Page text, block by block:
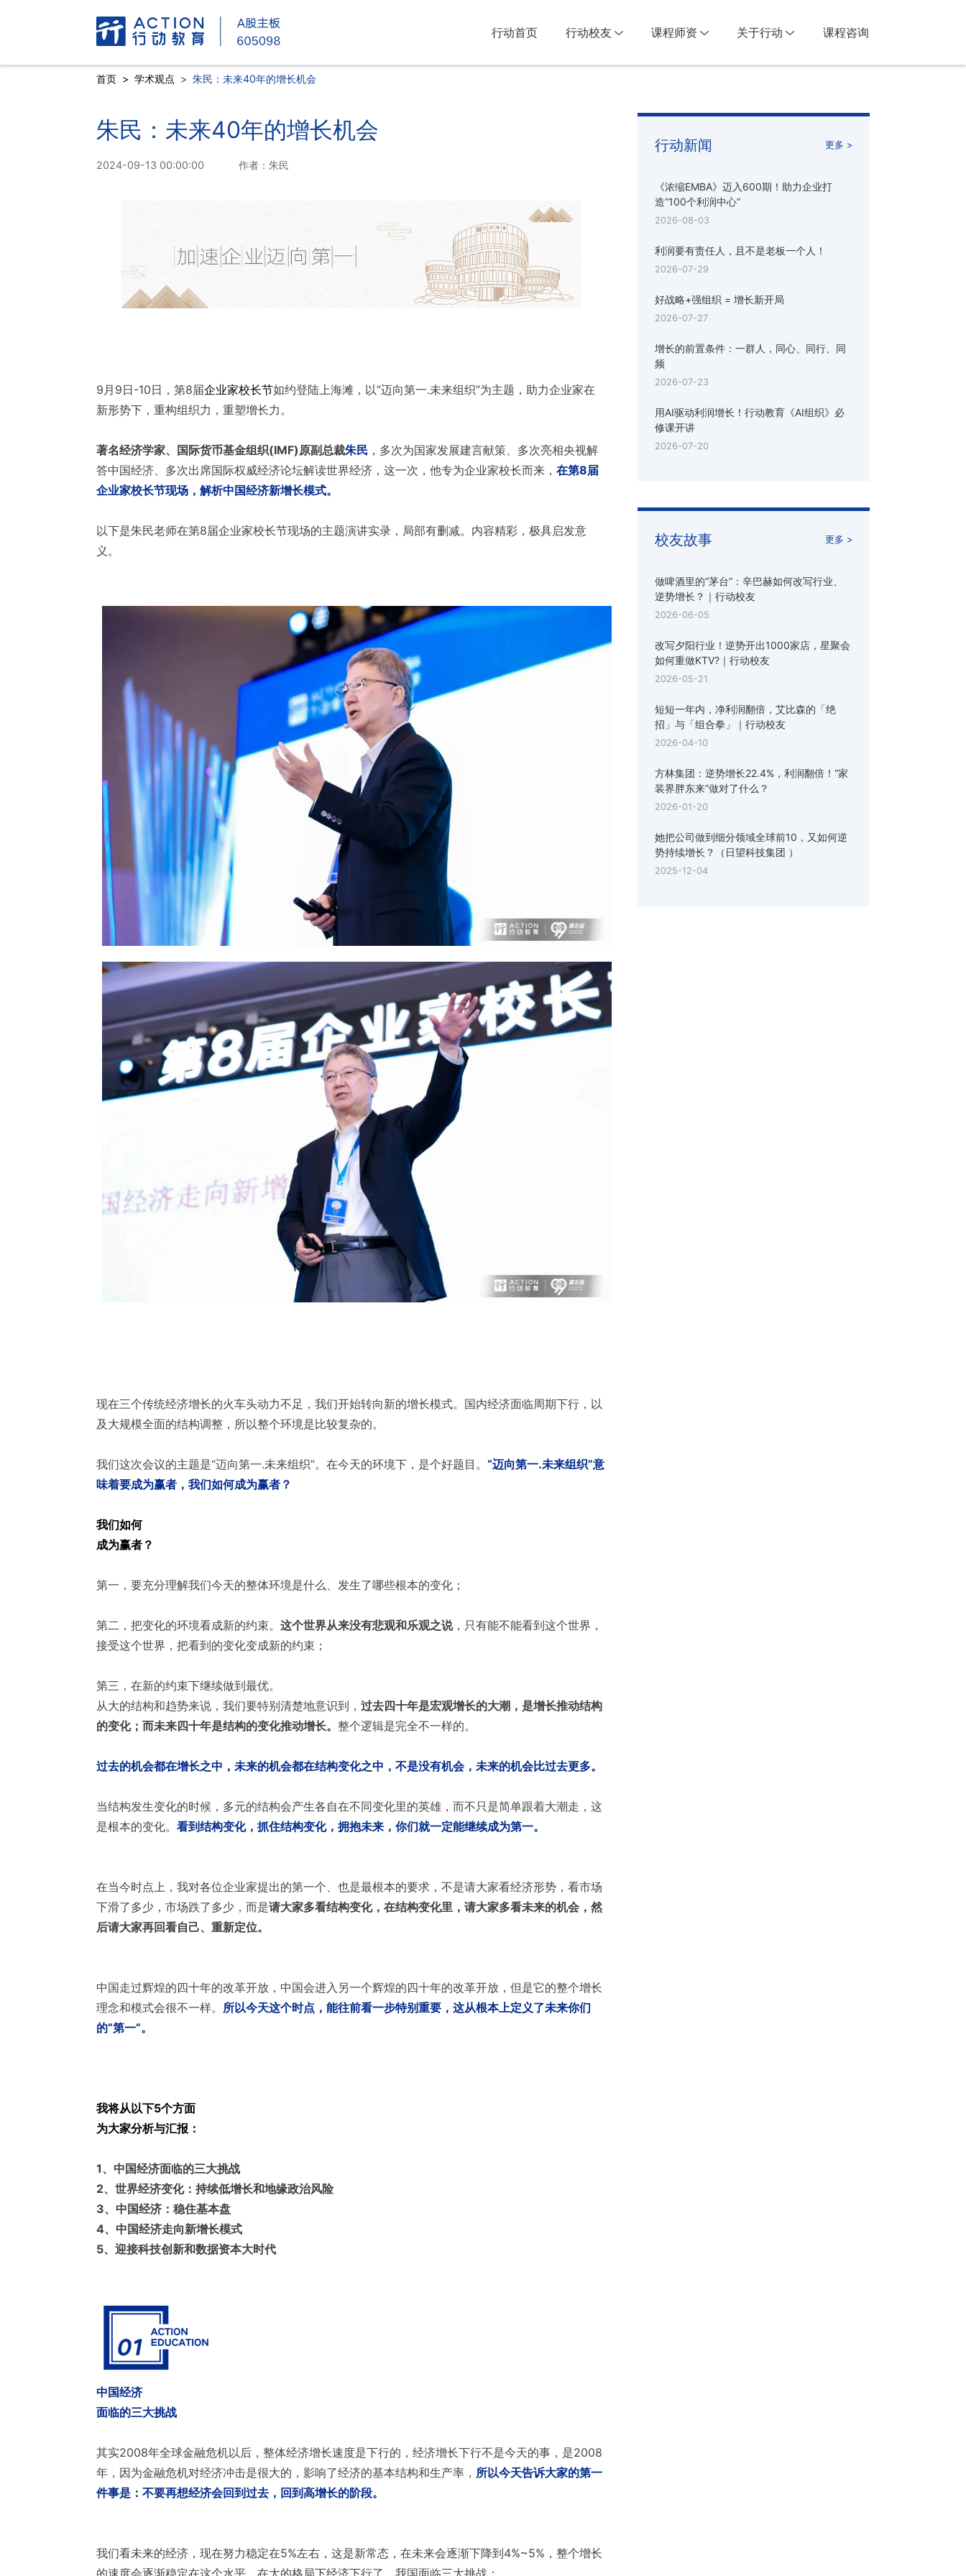
行动首页 行动校友 课程师资 关于行动 课程咨询
首页 > 学术观点 > 朱民：未来40年的增长机会
朱民：未来40年的增长机会
2024-09-13 00:00:00 作者：朱民
9月9日-10日，第8届企业家校长节如约登陆上海滩，以“迈向第一.未来组织”为主题，助力企业家在
新形势下，重构组织力，重塑增长力。
著名经济学家、国际货币基金组织(IMF)原副总裁朱民 ， 多次为国家发展建言献策、多次亮相央视解
答中国经济、多次出席国际权威经济论坛解读世界经济，这一次，他专为企业家校长而来，在第8届
企业家校长节现场，解析中国经济新增长模式。
以下是朱民老师在第8届企业家校长节现场的主题演讲实录，局部有删减。内容精彩，极具启发意
义。
现在三个传统经济增长的火车头动力不足，我们开始转向新的增长模式。国内经济面临周期下行，以
及大规模全面的结构调整，所以整个环境是比较复杂的。
我们这次会议的主题是“迈向第一.未来组织”。在今天的环境下，是个好题目。“迈向第一.未来组织”意
味着要成为赢者，我们如何成为赢者？
我们如何
成为赢者？
第一，要充分理解我们今天的整体环境是什么、发生了哪些根本的变化；
第二，把变化的环境看成新的约束。这个世界从来没有悲观和乐观之说，只有能不能看到这个世界，
接受这个世界，把看到的变化变成新的约束；
第三，在新的约束下继续做到最优。
从大的结构和趋势来说，我们要特别清楚地意识到，过去四十年是宏观增长的大潮，是增长推动结构
的变化；而未来四十年是结构的变化推动增长。整个逻辑是完全不一样的。
过去的机会都在增长之中，未来的机会都在结构变化之中，不是没有机会，未来的机会比过去更多。
当结构发生变化的时候，多元的结构会产生各自在不同变化里的英雄，而不只是简单跟着大潮走，这
是根本的变化。看到结构变化，抓住结构变化，拥抱未来，你们就一定能继续成为第一。
在当今时点上，我对各位企业家提出的第一个、也是最根本的要求，不是请大家看经济形势，看市场
下滑了多少，市场跌了多少，而是请大家多看结构变化，在结构变化里，请大家多看未来的机会，然
后请大家再回看自己、重新定位。
中国走过辉煌的四十年的改革开放，中国会进入另一个辉煌的四十年的改革开放，但是它的整个增长
理念和模式会很不一样。 所以今天这个时点，能往前看一步特别重要，这从根本上定义了未来你们
的“第一”。
我将从以下5个方面
为大家分析与汇报：
1、中国经济面临的三大挑战
2、世界经济变化：持续低增长和地缘政治风险
3、中国经济：稳住基本盘
4、中国经济走向新增长模式
5、迎接科技创新和数据资本大时代
中国经济
面临的三大挑战
其实2008年全球金融危机以后，整体经济增长速度是下行的，经济增长下行不是今天的事，是2008
年，因为金融危机对经济冲击是很大的，影响了经济的基本结构和生产率， 所以今天告诉大家的第一
件事是：不要再想经济会回到过去，回到高增长的阶段。
我们看未来的经济，现在努力稳定在5%左右，这是新常态，在未来会逐渐下降到4%~5%，整个增长
的速度会逐渐稳定在这个水平。在大的格局下经济下行了，我国面临三大挑战：
行动新闻 更多 >
《浓缩EMBA》迈入600期！助力企业打
造“100个利润中心”
2026-08-03
利润要有责任人，且不是老板一个人！
2026-07-29
好战略+强组织 = 增长新开局
2026-07-27
增长的前置条件：一群人，同心、同行、同
频
2026-07-23
用AI驱动利润增长！行动教育《AI组织》必
修课开讲
2026-07-20
校友故事 更多 >
做啤酒里的“茅台”：辛巴赫如何改写行业、
逆势增长？｜行动校友
2026-06-05
改写夕阳行业！逆势开出1000家店，星聚会
如何重做KTV?｜行动校友
2026-05-21
短短一年内，净利润翻倍，艾比森的「绝
招」与「组合拳」｜行动校友
2026-04-10
方林集团：逆势增长22.4%，利润翻倍！“家
装界胖东来”做对了什么？
2026-01-20
她把公司做到细分领域全球前10，又如何逆
势持续增长？（日望科技集团 ）
2025-12-04